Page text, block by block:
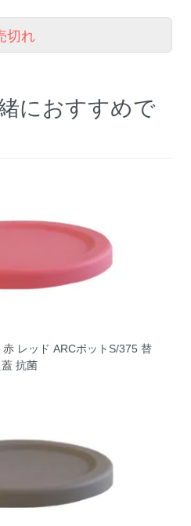
切れ
におすすめで
レッド ARCポットS/375 替
蓋 抗菌